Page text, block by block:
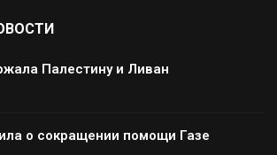
Палестину и Ливан
о сокращении помощи Газе